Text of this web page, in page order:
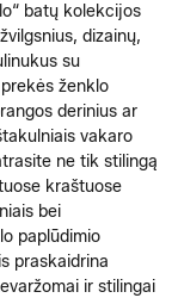
batų kolekcijos
dizainų,
su
ženklo
derinius ar
vakaro
ne tik stilingą
kraštuose
bei
paplūdimio
praskaidrina
ir stilingai